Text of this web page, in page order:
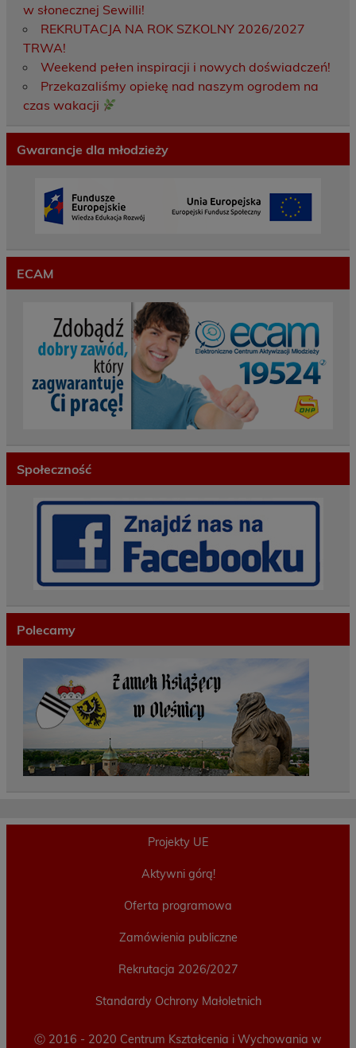
w słonecznej Sewilli!
REKRUTACJA NA ROK SZKOLNY 2026/2027
TRWA!
Weekend pełen inspiracji i nowych doświadczeń!
Przekazaliśmy opiekę nad naszym ogrodem na
czas wakacji
Gwarancje dla młodzieży
ECAM
Społeczność
Polecamy
Projekty UE
Aktywni górą!
Oferta programowa
Zamówienia publiczne
Rekrutacja 2026/2027
Standardy Ochrony Małoletnich
Ⓒ 2016 - 2020 Centrum Kształcenia i Wychowania w